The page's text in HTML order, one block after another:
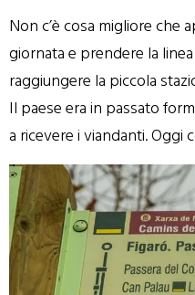
Non c’è cosa migliore che
giornata e prendere la
raggiungere la piccola
Il paese era in passato
a ricevere i viandanti. Oggi